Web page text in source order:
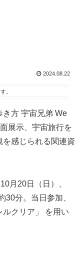
2024.08.22
。
き方 宇宙兄弟 We
展示、宇宙旅行を
感じられる関連資
月20日（日）、
30分。当日参加、
クリア」 を用い